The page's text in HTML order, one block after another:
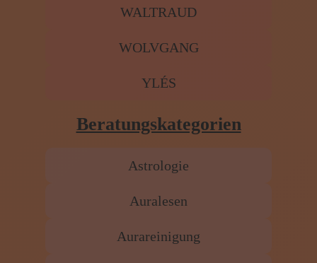
WALTRAUD
WOLVGANG
YLÉS
Beratungskategorien
Astrologie
Auralesen
Aurareinigung